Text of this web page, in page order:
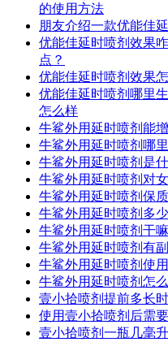
的使用方法
朋友介绍一款优能佳
优能佳延时喷剂效果
点？
优能佳延时喷剂效果
优能佳延时喷剂哪里
怎么样
牛鲨外用延时喷剂能
牛鲨外用延时喷剂哪
牛鲨外用延时喷剂是
牛鲨外用延时喷剂对
牛鲨外用延时喷剂保
牛鲨外用延时喷剂多
牛鲨外用延时喷剂干
牛鲨外用延时喷剂有
牛鲨外用延时喷剂使
牛鲨外用延时喷剂怎
壹小拾喷剂提前多长
使用壹小拾喷剂后需
壹小拾喷剂一瓶几毫